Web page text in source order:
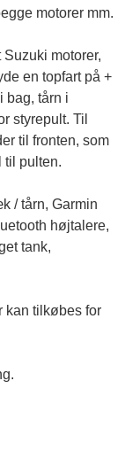
motorer mm.
motorer,
en topfart på +
bag, tårn i
styrepult. Til
til fronten, som
til pulten.
/ tårn, Garmin
højtalere,
tank,
kan tilkøbes for